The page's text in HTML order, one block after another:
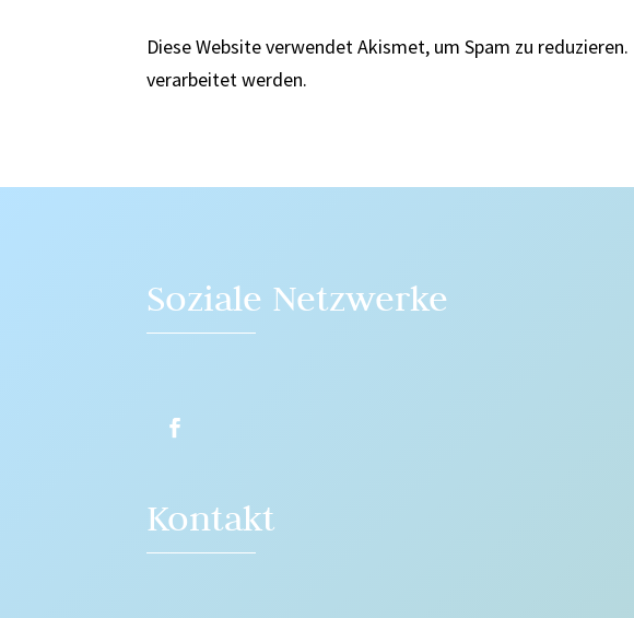
Diese Website verwendet Akismet, um Spam zu reduzieren.
verarbeitet werden.
Soziale Netzwerke
Kontakt